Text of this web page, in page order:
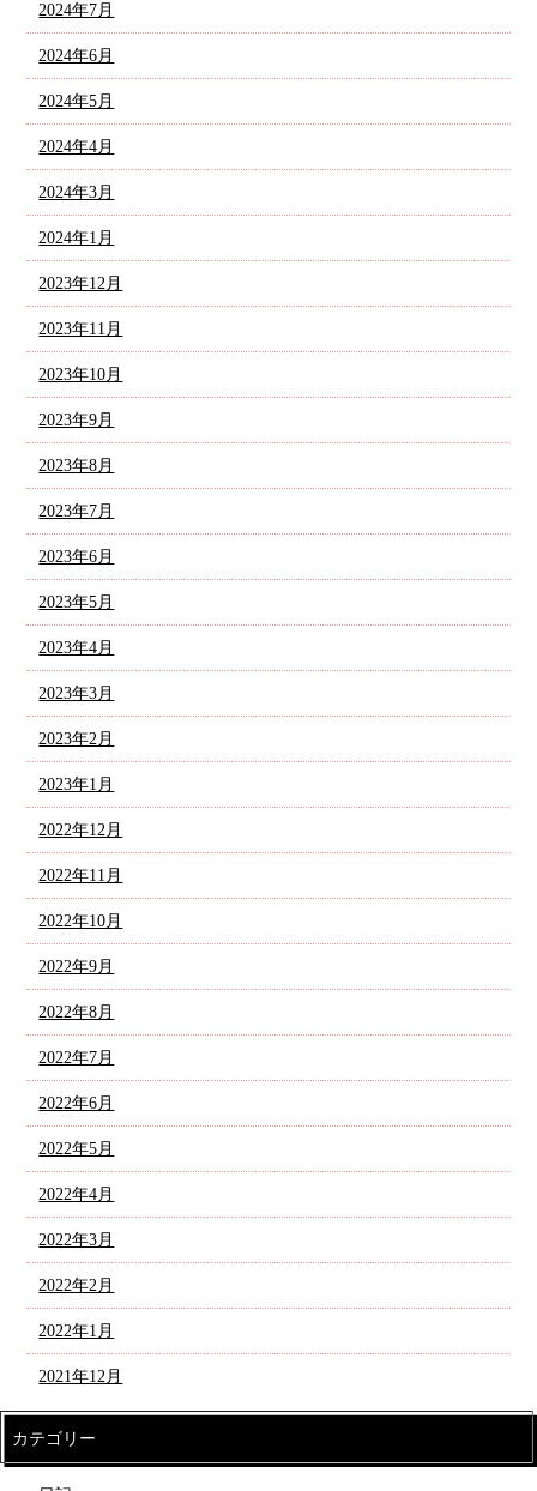
2024年7月
2024年6月
2024年5月
2024年4月
2024年3月
2024年1月
2023年12月
2023年11月
2023年10月
2023年9月
2023年8月
2023年7月
2023年6月
2023年5月
2023年4月
2023年3月
2023年2月
2023年1月
2022年12月
2022年11月
2022年10月
2022年9月
2022年8月
2022年7月
2022年6月
2022年5月
2022年4月
2022年3月
2022年2月
2022年1月
2021年12月
カテゴリー